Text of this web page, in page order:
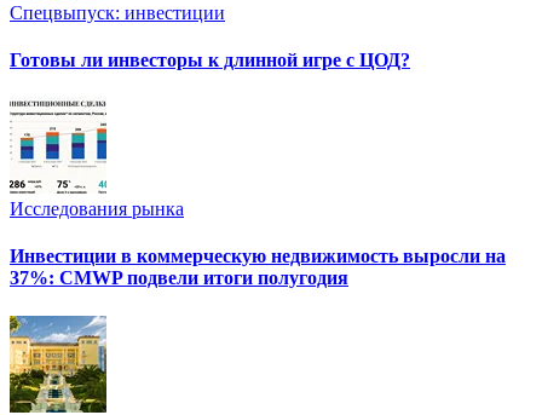
Спецвыпуск: инвестиции
Готовы ли инвесторы к длинной игре с ЦОД?
Исследования рынка
Инвестиции в коммерческую недвижимость выросли на
37%: CMWP подвели итоги полугодия